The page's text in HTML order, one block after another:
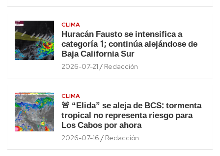
CLIMA
Huracán Fausto se intensifica a
categoría 1; continúa alejándose de
Baja California Sur
2026-07-21 Redacción
CLIMA
🚨 “Elida” se aleja de BCS: tormenta
tropical no representa riesgo para
Los Cabos por ahora
2026-07-16 Redacción